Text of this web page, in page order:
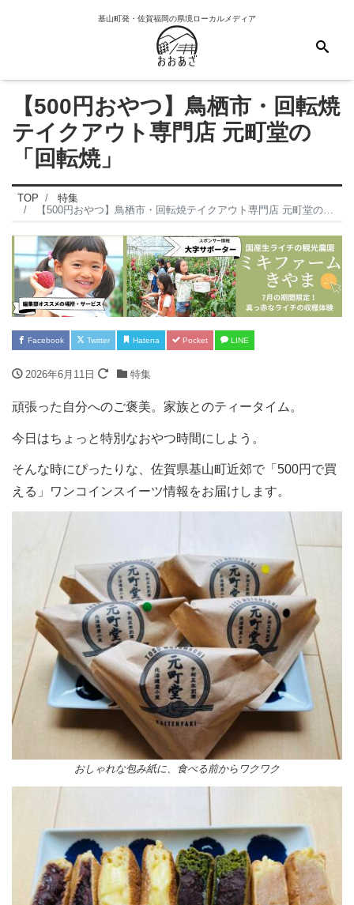
基山町発・佐賀福岡の県境ローカルメディア
【500円おやつ】鳥栖市・回転焼
テイクアウト専門店 元町堂の
「回転焼」
TOP
特集
【500円おやつ】鳥栖市・回転焼テイクアウト専門店 元町堂の「回転焼」
Facebook Twitter Hatena Pocket LINE
2026年6月11日 特集
頑張った自分へのご褒美。家族とのティータイム。
今日はちょっと特別なおやつ時間にしよう。
そんな時にぴったりな、佐賀県基山町近郊で「500円で買
える」ワンコインスイーツ情報をお届けします。
おしゃれな包み紙に、食べる前からワクワク